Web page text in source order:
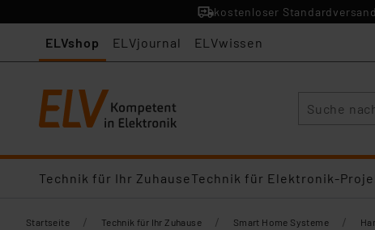
kostenloser
ELVshop ELVjournal ELVwissen
Technik für Ihr ZuhauseTechnik für Elektronik-
Startseite / Technik für Ihr Zuhause / Smart Home Systeme /